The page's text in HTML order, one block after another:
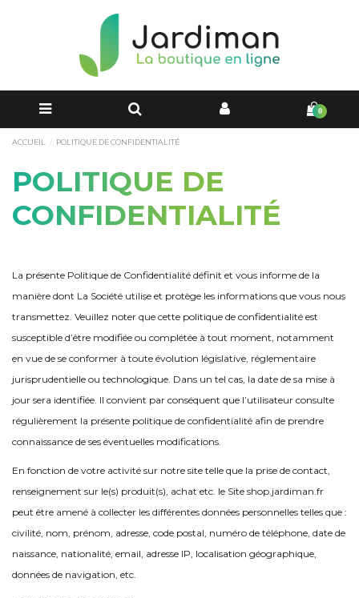
0
ACCUEIL POLITIQUE DE CONFIDENTIALITÉ
POLITIQUE DE
CONFIDENTIALITÉ
La présente Politique de Confidentialité définit et vous informe de la
manière dont La Société utilise et protège les informations que vous nous
transmettez. Veuillez noter que cette politique de confidentialité est
susceptible d’être modifiée ou complétée à tout moment, notamment
en vue de se conformer à toute évolution législative, réglementaire
jurisprudentielle ou technologique. Dans un tel cas, la date de sa mise à
jour sera identifiée. Il convient par conséquent que l’utilisateur consulte
régulièrement la présente politique de confidentialité afin de prendre
connaissance de ses éventuelles modifications.
En fonction de votre activité sur notre site telle que la prise de contact,
renseignement sur le(s) produit(s), achat etc. le Site shop.jardiman.fr
peut être amené à collecter les différentes données personnelles telles que :
civilité, nom, prénom, adresse, code postal, numéro de téléphone, date de
naissance, nationalité, email, adresse IP, localisation géographique,
données de navigation, etc.